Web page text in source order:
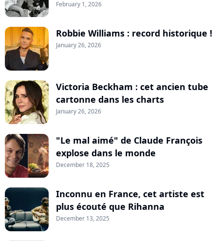
February 1, 2026
Robbie Williams : record historique !
January 26, 2026
Victoria Beckham : cet ancien tube
cartonne dans les charts
January 26, 2026
"Le mal aimé" de Claude François
explose dans le monde
December 18, 2025
Inconnu en France, cet artiste est
plus écouté que Rihanna
December 13, 2025